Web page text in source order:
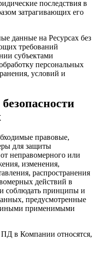
последствия в
затрагивающих его
данные на Ресурсах без
требований
субъектами
персональных
условий и
правовые,
для защиты
неправомерного или
изменения,
распространения
действий в
соблюдать принципы и
предусмотренные
иными применимыми
ПД в Компании относятся,